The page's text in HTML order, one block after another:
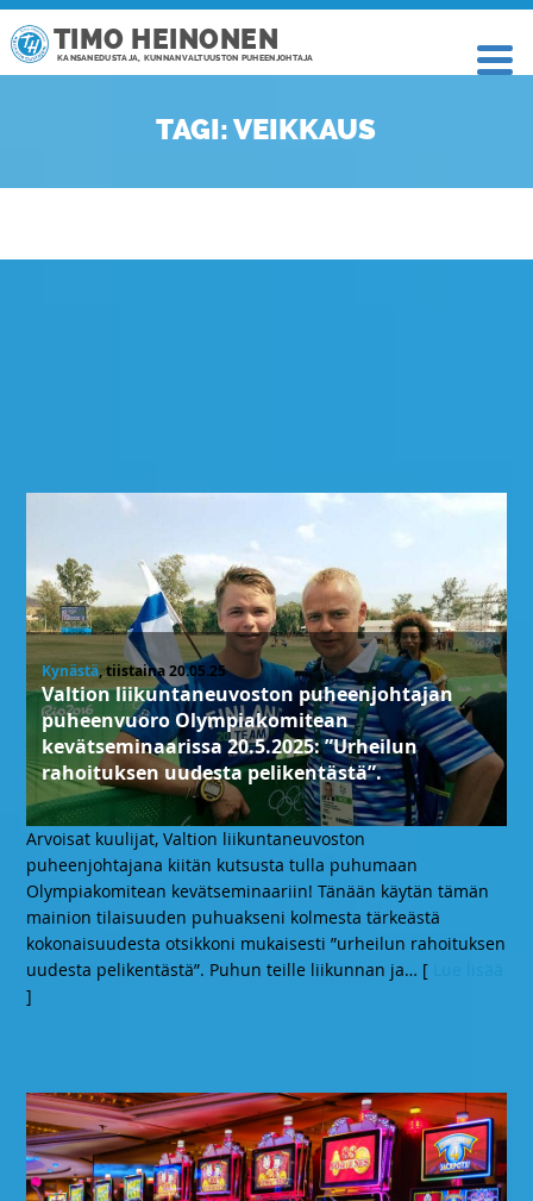
TIMO HEINONEN
KANSANEDUSTAJA, KUNNANVALTUUSTON PUHEENJOHTAJA
TAGI: VEIKKAUS
Kynästä, tiistaina 20.05.25
Valtion liikuntaneuvoston puheenjohtajan
puheenvuoro Olympiakomitean
kevätseminaarissa 20.5.2025: ”Urheilun
rahoituksen uudesta pelikentästä”.
Arvoisat kuulijat, Valtion liikuntaneuvoston
puheenjohtajana kiitän kutsusta tulla puhumaan
Olympiakomitean kevätseminaariin! Tänään käytän tämän
mainion tilaisuuden puhuakseni kolmesta tärkeästä
kokonaisuudesta otsikkoni mukaisesti ”urheilun rahoituksen
uudesta pelikentästä”. Puhun teille liikunnan ja… [
]